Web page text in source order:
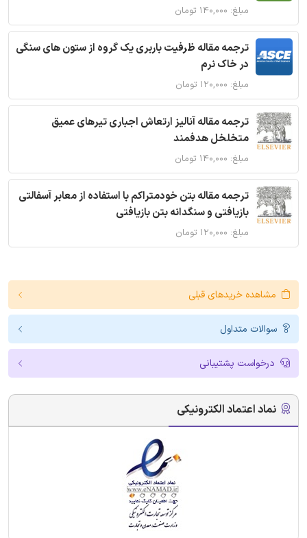
مبلغ: ۱۴۰,۰۰۰ تومان
ترجمه مقاله ظرفیت باربری یک گروه از ستون های سنگی
در خاک نرم
مبلغ: ۱۲۰,۰۰۰ تومان
ترجمه مقاله آنالیز ارتعاش اجباری تیرهای عمیق
متخلخل هدفمند
مبلغ: ۱۴۰,۰۰۰ تومان
ترجمه مقاله بتن خودمتراکم با استفاده از معابر آسفالتی
بازیافتی و سنگدانه بتن بازیافتی
مبلغ: ۱۲۰,۰۰۰ تومان
مشاهده خریدهای قبلی
سوالات متداول
درخواست پشتیبانی
نماد اعتماد الکترونیکی